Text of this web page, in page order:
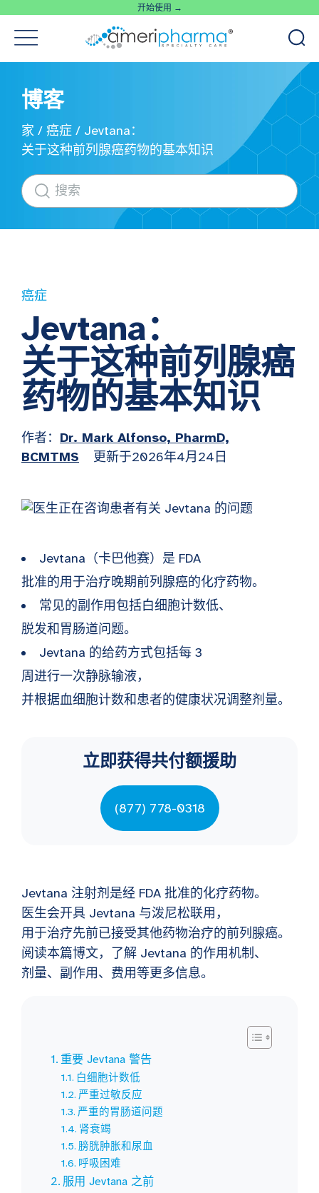
开始使用 →
博客
家 / 癌症 / Jevtana：
关于这种前列腺癌药物的基本知识
癌症
Jevtana：
关于这种前列腺癌
药物的基本知识
作者： Dr. Mark Alfonso, PharmD,
BCMTMS
更新于2026年4月24日
Jevtana（卡巴他赛）是 FDA
批准的用于治疗晚期前列腺癌的化疗药物。
常见的副作用包括白细胞计数低、
脱发和胃肠道问题。
Jevtana 的给药方式包括每 3
周进行一次静脉输液，
并根据血细胞计数和患者的健康状况调整剂量。
立即获得共付额援助
(877) 778-0318
Jevtana 注射剂是经 FDA 批准的化疗药物。
医生会开具 Jevtana 与泼尼松联用，
用于治疗先前已接受其他药物治疗的前列腺癌。
阅读本篇博文，了解 Jevtana 的作用机制、
剂量、副作用、费用等更多信息。
重要 Jevtana 警告
白细胞计数低
严重过敏反应
严重的胃肠道问题
肾衰竭
膀胱肿胀和尿血
呼吸困难
服用 Jevtana 之前